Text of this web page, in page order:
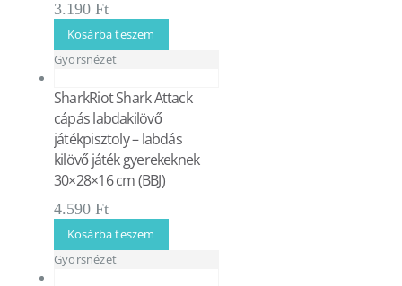
3.190 Ft
Kosárba teszem
Gyorsnézet
SharkRiot Shark Attack
cápás labdakilövő
játékpisztoly – labdás
kilövő játék gyerekeknek
30×28×16 cm (BBJ)
4.590 Ft
Kosárba teszem
Gyorsnézet